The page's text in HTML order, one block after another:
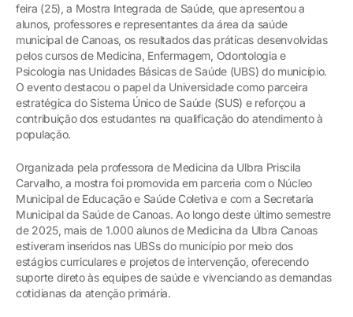
feira (25), a Mostra Integrada de Saúde, que apresentou a
alunos, professores e representantes da área da saúde
municipal de Canoas, os resultados das práticas desenvolvidas
pelos cursos de Medicina, Enfermagem, Odontologia e
Psicologia nas Unidades Básicas de Saúde (UBS) do município.
O evento destacou o papel da Universidade como parceira
estratégica do Sistema Único de Saúde (SUS) e reforçou a
contribuição dos estudantes na qualificação do atendimento à
população.
Organizada pela professora de Medicina da Ulbra Priscila
Carvalho, a mostra foi promovida em parceria com o Núcleo
Municipal de Educação e Saúde Coletiva e com a Secretaria
Municipal da Saúde de Canoas. Ao longo deste último semestre
de 2025, mais de 1.000 alunos de Medicina da Ulbra Canoas
estiveram inseridos nas UBSs do município por meio dos
estágios curriculares e projetos de intervenção, oferecendo
suporte direto às equipes de saúde e vivenciando as demandas
cotidianas da atenção primária.